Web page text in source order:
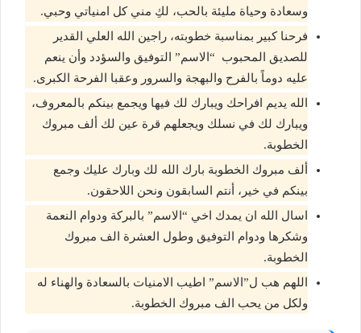
وسعادة وحياة مليئة بالحب، لكِ مني كل امنياتي وحبي.
‬عليه‭ ‬دوماً‭ ‬بالفرح‭ ‬والبهجة‭ ‬والسرور وعقبا‭ ‬الفرحة‭ ‬الكبرى‭.‬
الله يديم افراحك ويبارك لك فيها ويجمع بينكم بالمعروف،
ويبارك لك في نسلك ويجعلهم قرة عين لك ألف مبروك
الخطوبة.
ألف مبروك الخطوبة بارك الله لك وبارك عليك وجمع
بينكم في خير، أنتم السابقون ونحن اللاحقون.
اسال الله ان يمدك اخي “الاسم” بالبركة ودوام النعمة
وشكرها ودوام التوفيق وطول العشرة الف مبروك
الخطوبة.
اللهم هب ل”الاسم” اطيب الامنيات بالسعادة والهناء له
ولكل من يحب الف مبروك الخطوبة.